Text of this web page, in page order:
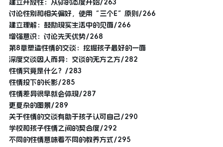
建立开放性：从你的态度开始/263
讨论性别和相关偏好，使用“三个E”原则/266
建立理解：鼓励现实生活中的见面/266
增强意识：讨论先天优势/268
第8章塑造性情的交谈：挖掘孩子最好的一面
深度交谈因人而异：交谈的无方之方/282
性情究竟是什么？/283
性情投下的长影/285
性情差异很早就会体现/287
更复杂的图景/289
关于性情的交谈有助于孩子认可自己/290
学校和孩子性情之间的契合度/292
不同的性情意味着不同的教养方式/295